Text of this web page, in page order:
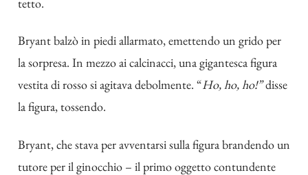
Bryant balzò in piedi allarmato, emettendo un grido per
la sorpresa. In mezzo ai calcinacci, una gigantesca figura
vestita di rosso si agitava debolmente. “Ho, ho, ho!”disse
la figura, tossendo.
Bryant, che stava per avventarsi sulla figura brandendo un
tutore per il ginocchio – il primo oggetto contundente